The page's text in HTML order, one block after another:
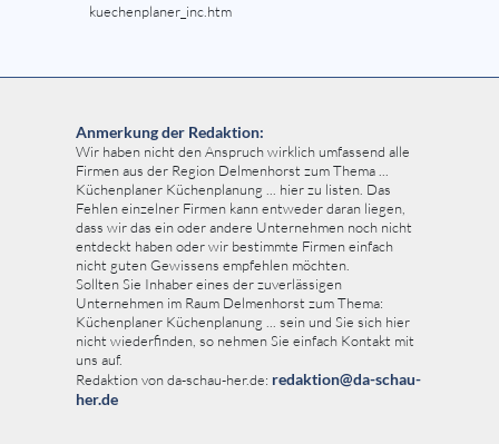
kuechenplaner_inc.htm
Anmerkung der Redaktion:
Wir haben nicht den Anspruch wirklich umfassend alle
Firmen aus der Region Delmenhorst zum Thema ...
Küchenplaner Küchenplanung ... hier zu listen. Das
Fehlen einzelner Firmen kann entweder daran liegen,
dass wir das ein oder andere Unternehmen noch nicht
entdeckt haben oder wir bestimmte Firmen einfach
nicht guten Gewissens empfehlen möchten.
Sollten Sie Inhaber eines der zuverlässigen
Unternehmen im Raum Delmenhorst zum Thema:
Küchenplaner Küchenplanung ... sein und Sie sich hier
nicht wiederfinden, so nehmen Sie einfach Kontakt mit
uns auf.
Redaktion von da-schau-her.de: redaktion@da-schau-
her.de